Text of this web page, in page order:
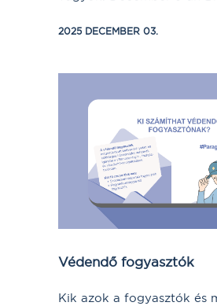
2025 DECEMBER 03.
Védendő fogyasztók
Kik azok a fogyasztók és